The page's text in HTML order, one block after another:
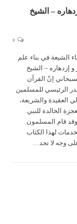
– الشيخ
الشيعة في بناء علم
و إزدهاره – الشيخ
إنّ القرآن
الرئيسي للمسلمين
العقيدة والشريعة،
الخالدة للنبي
وقد قام المسلمون
لهذا الكتاب
وجه لا تجد…